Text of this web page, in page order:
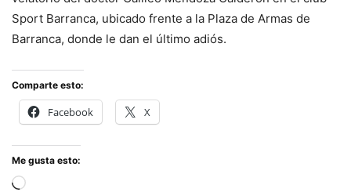
Sport Barranca, ubicado frente a la Plaza de Armas de
Barranca, donde le dan el último adiós.
Comparte esto:
Facebook X
Me gusta esto:
Cargando...